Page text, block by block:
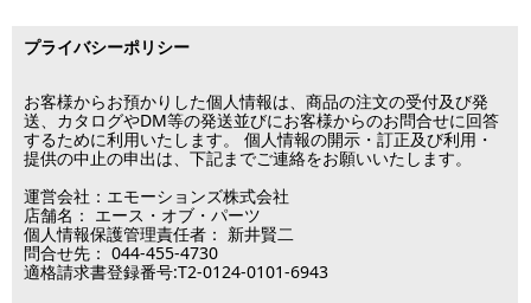
固定タイプ 超大型(およそ65インチ以上)
片面（通常） 小型(およそ12-26インチ)
片面（通常） 中型(およそ26-42インチ)
片面（通常） 大型(およそ37-65インチ)
片面（通常） 超大型(およそ55インチ以上)
※メーカー発注品は除きます。
この日は出荷業務を行いませんので予めご了承下さい。
■営業日
営業時間：09:30～17:30
（電話対応休止時間：12:00～13:00）
土日祝日は出荷業務のみ行います。
土日祝日は電話・メールのお問い合わせ返信は
プライバシーポリシー
お客様からお預かりした個人情報は、商品の注文の受付及び発
送、カタログやDM等の発送並びにお客様からのお問合せに回答
するために利用いたします。 個人情報の開示・訂正及び利用・
提供の中止の申出は、下記までご連絡をお願いいたします。
運営会社：エモーションズ株式会社
店舗名： エース・オブ・パーツ
個人情報保護管理責任者： 新井賢二
問合せ先： 044-455-4730
適格請求書登録番号:T2-0124-0101-6943